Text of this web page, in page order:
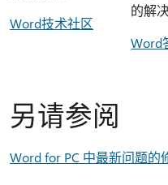
Word技术社区
的解
Word
另请参阅
Word for PC 中最新问题的